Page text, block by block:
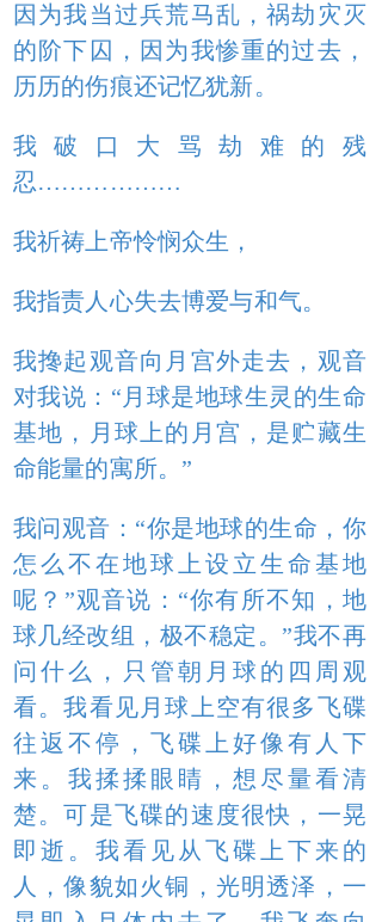
因为我当过兵荒马乱，祸劫灾灭
的阶下囚，因为我惨重的过去，
历历的伤痕还记忆犹新。
我破口大骂劫难的残
忍………………
我祈祷上帝怜悯众生，
我指责人心失去博爱与和气。
我搀起观音向月宫外走去，观音
对我说：“月球是地球生灵的生命
基地，月球上的月宫，是贮藏生
命能量的寓所。”
我问观音：“你是地球的生命，你
怎么不在地球上设立生命基地
呢？”观音说：“你有所不知，地
球几经改组，极不稳定。”我不再
问什么，只管朝月球的四周观
看。我看见月球上空有很多飞碟
往返不停，飞碟上好像有人下
来。我揉揉眼睛，想尽量看清
楚。可是飞碟的速度很快，一晃
即逝。我看见从飞碟上下来的
人，像貌如火铜，光明透泽，一